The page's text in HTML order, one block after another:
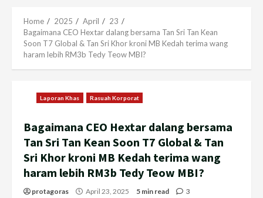
Home 2025 April
23
Bagaimana CEO Hextar dalang bersama Tan Sri Tan Kean
Soon T7 Global & Tan Sri Khor kroni MB Kedah terima wang
haram lebih RM3b Tedy Teow MBI?
Laporan Khas Rasuah Korporat
Bagaimana CEO Hextar dalang bersama
Tan Sri Tan Kean Soon T7 Global & Tan
Sri Khor kroni MB Kedah terima wang
haram lebih RM3b Tedy Teow MBI?
protagoras April 23, 2025 5 min read 3